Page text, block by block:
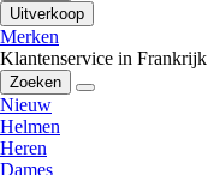
Uitverkoop
Merken
Klantenservice in Frankrijk
Zoeken
Nieuw
Helmen
Heren
Dames